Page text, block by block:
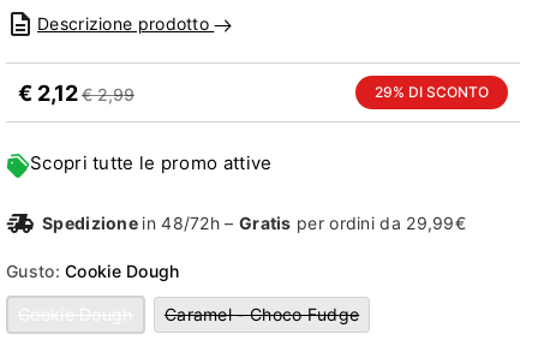
Descrizione prodotto
€ 2,12€ 2,99 29% DI SCONTO
Scopri tutte le promo attive
Spedizione in 48/72h – Gratis per ordini da 29,99€
Gusto:Cookie Dough
Variante
esaurita
Caramel - Choco FudgeVariante
esaurita